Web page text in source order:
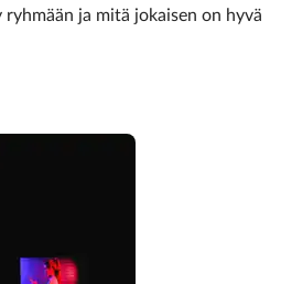
ja mitä jokaisen on hyvä